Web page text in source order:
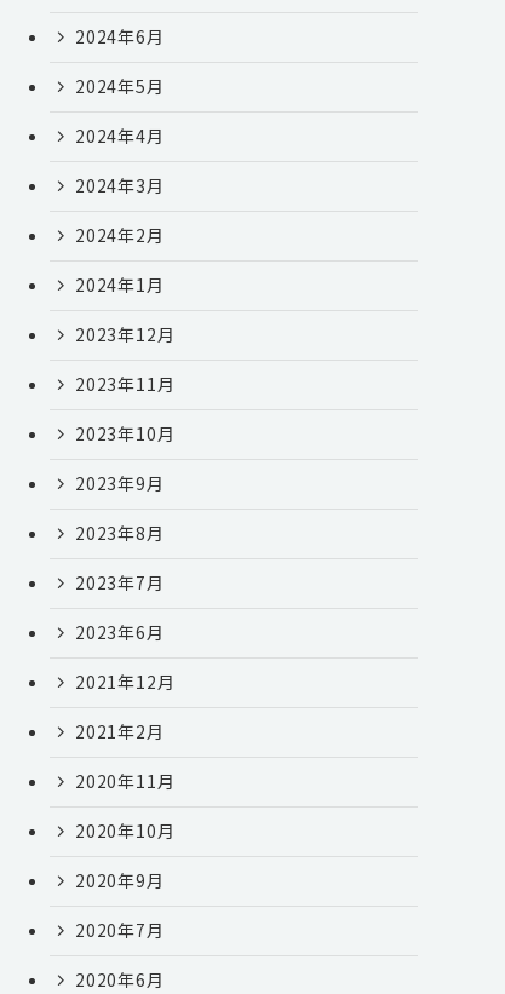
2024年6月
2024年5月
2024年4月
2024年3月
2024年2月
2024年1月
2023年12月
2023年11月
2023年10月
2023年9月
2023年8月
2023年7月
2023年6月
2021年12月
2021年2月
2020年11月
2020年10月
2020年9月
2020年7月
2020年6月